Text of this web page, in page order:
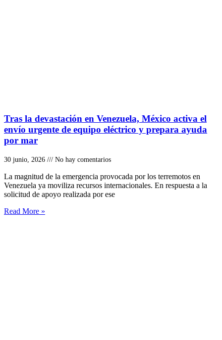
Tras la devastación en Venezuela, México activa el
envío urgente de equipo eléctrico y prepara ayuda
por mar
30 junio, 2026 No hay comentarios
La magnitud de la emergencia provocada por los terremotos en
Venezuela ya moviliza recursos internacionales. En respuesta a la
solicitud de apoyo realizada por ese
Read More »